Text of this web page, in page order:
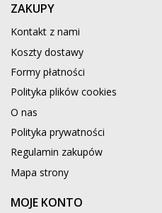
ZAKUPY
Kontakt z nami
Koszty dostawy
Formy płatności
Polityka plików cookies
O nas
Polityka prywatności
Regulamin zakupów
Mapa strony
MOJE KONTO